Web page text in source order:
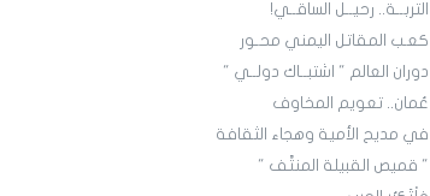
التربــة.. رحيــل الساقــي!
كعـب المقاتل اليمني محـور
دوران العالم " اشتبــاك دولــي "
عُمان.. تعويم المخاوف
في مديح الأمية وهجاء الثقافة
" قميص القبيلة المنتَّف "